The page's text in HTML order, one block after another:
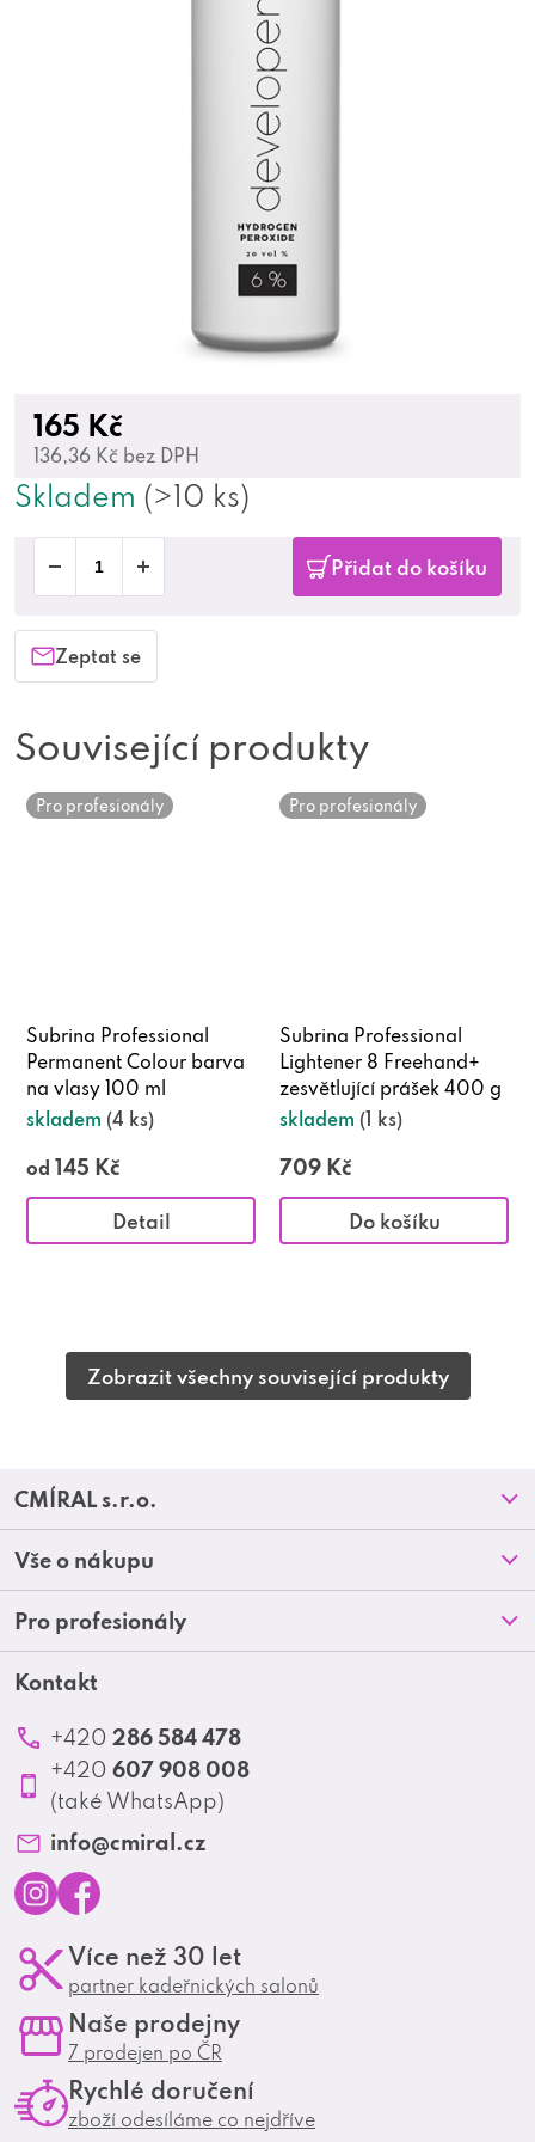
165 Kč
136,36 Kč bez DPH
Skladem (>10 ks)
Přidat do košíku
Zeptat se
Související produkty
Pro profesionály
Subrina Professional
Permanent Colour barva
na vlasy 100 ml
skladem (4 ks)
od 145 Kč
Detail
Pro profesionály
Subrina Professional
Lightener 8 Freehand+
zesvětlující prášek 400 g
skladem (1 ks)
709 Kč
Do košíku
Zobrazit všechny související produkty
Z
á
p
a
CMÍRAL s.r.o.
Prodejny
O nás
Blog
Kontakt
Vše o nákupu
Doprava a platba
Obchodní podmínky
Reklamace a vrácení zboží
Ochrana osobních údajů
Pro profesionály
Akční letáky
Produktové katalogy
Profesionální spolupráce
Matrix Club
Kontakt
+420 286 584 478
+420 607 908 008
(také WhatsApp)
info@cmiral.cz
n
s
g
a
e
o
o
Více než 30 let
partner kadeřnických salonů
Naše prodejny
7 prodejen po ČR
Rychlé doručení
zboží odesíláme co nejdříve